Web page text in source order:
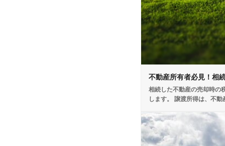
不動産所有者必見！相
相続した不動産の売却時の
します。 譲渡所得は、不